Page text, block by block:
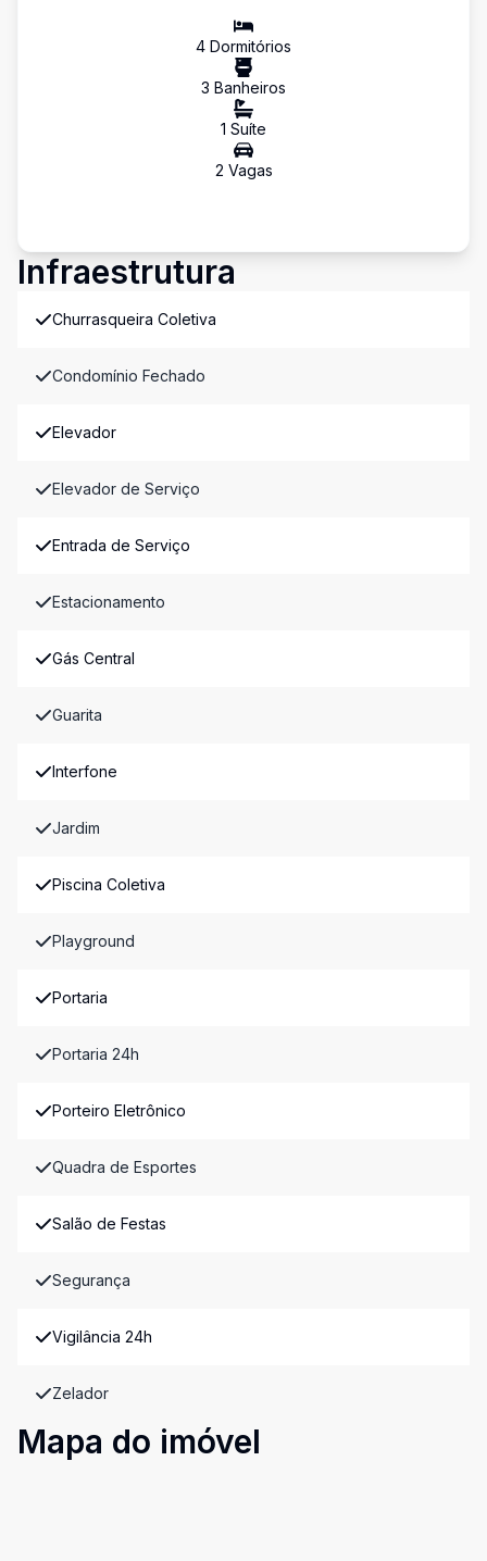
4 Dormitórios
3 Banheiros
1 Suíte
2 Vagas
Infraestrutura
Churrasqueira Coletiva
Condomínio Fechado
Elevador
Elevador de Serviço
Entrada de Serviço
Estacionamento
Gás Central
Guarita
Interfone
Jardim
Piscina Coletiva
Playground
Portaria
Portaria 24h
Porteiro Eletrônico
Quadra de Esportes
Salão de Festas
Segurança
Vigilância 24h
Zelador
Mapa do imóvel